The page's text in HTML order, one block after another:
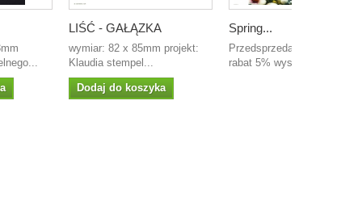
LIŚĆ - GAŁĄZKA
wymiar: 82 x 85mm projekt:
Klaudia stempel...
Dodaj do koszyka
Spring...
Przedsprzedaż do 24 marca
rabat 5% wysyłka od...